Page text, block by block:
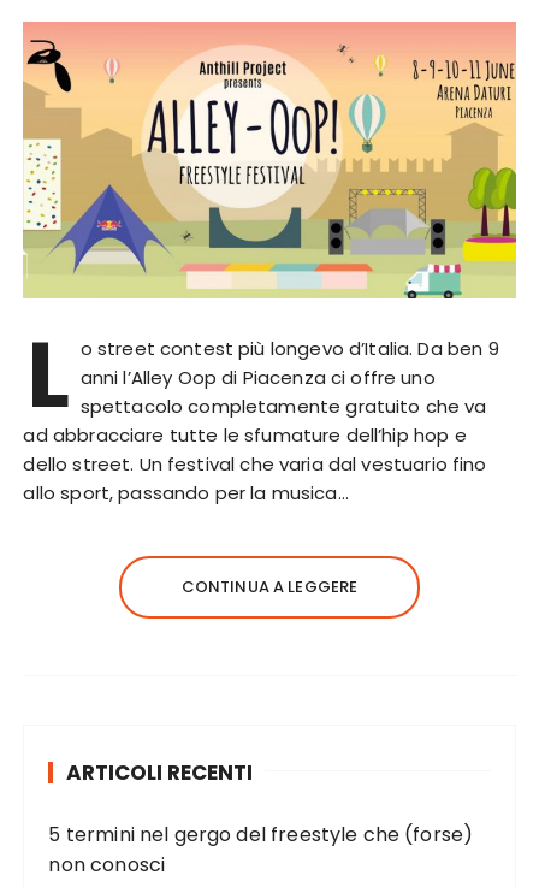
L o street contest più longevo d’Italia. Da ben 9
anni l’Alley Oop di Piacenza ci offre uno
spettacolo completamente gratuito che va
ad abbracciare tutte le sfumature dell’hip hop e
dello street. Un festival che varia dal vestuario fino
allo sport, passando per la musica…
CONTINUA A LEGGERE
ARTICOLI RECENTI
5 termini nel gergo del freestyle che (forse)
non conosci